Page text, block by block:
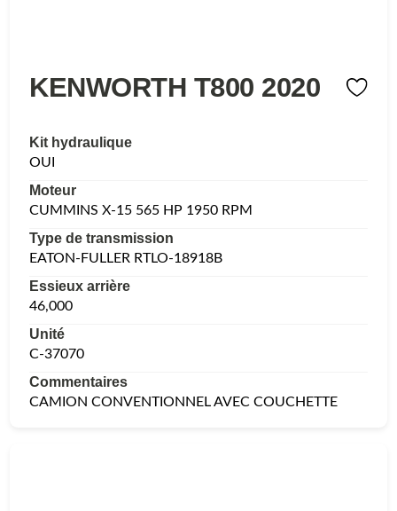
KENWORTH T800 2020
Kit hydraulique
OUI
Moteur
CUMMINS X-15 565 HP 1950 RPM
Type de transmission
EATON-FULLER RTLO-18918B
Essieux arrière
46,000
Unité
C-37070
Commentaires
CAMION CONVENTIONNEL AVEC COUCHETTE